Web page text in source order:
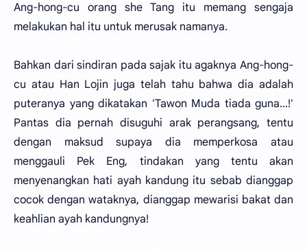
Ang-hong-cu orang she Tang itu memang sengaja
melakukan hal itu untuk merusak namanya.
Bahkan dari sindiran pada sajak itu agaknya Ang-hong-
cu atau Han Lojin juga telah tahu bahwa dia adalah
puteranya yang dikatakan 'Tawon Muda tiada guna...!'
Pantas dia pernah disuguhi arak perangsang, tentu
dengan maksud supaya dia memperkosa atau
menggauli Pek Eng, tindakan yang tentu akan
menyenangkan hati ayah kandung itu sebab dianggap
cocok dengan wataknya, dianggap mewarisi bakat dan
keahlian ayah kandungnya!